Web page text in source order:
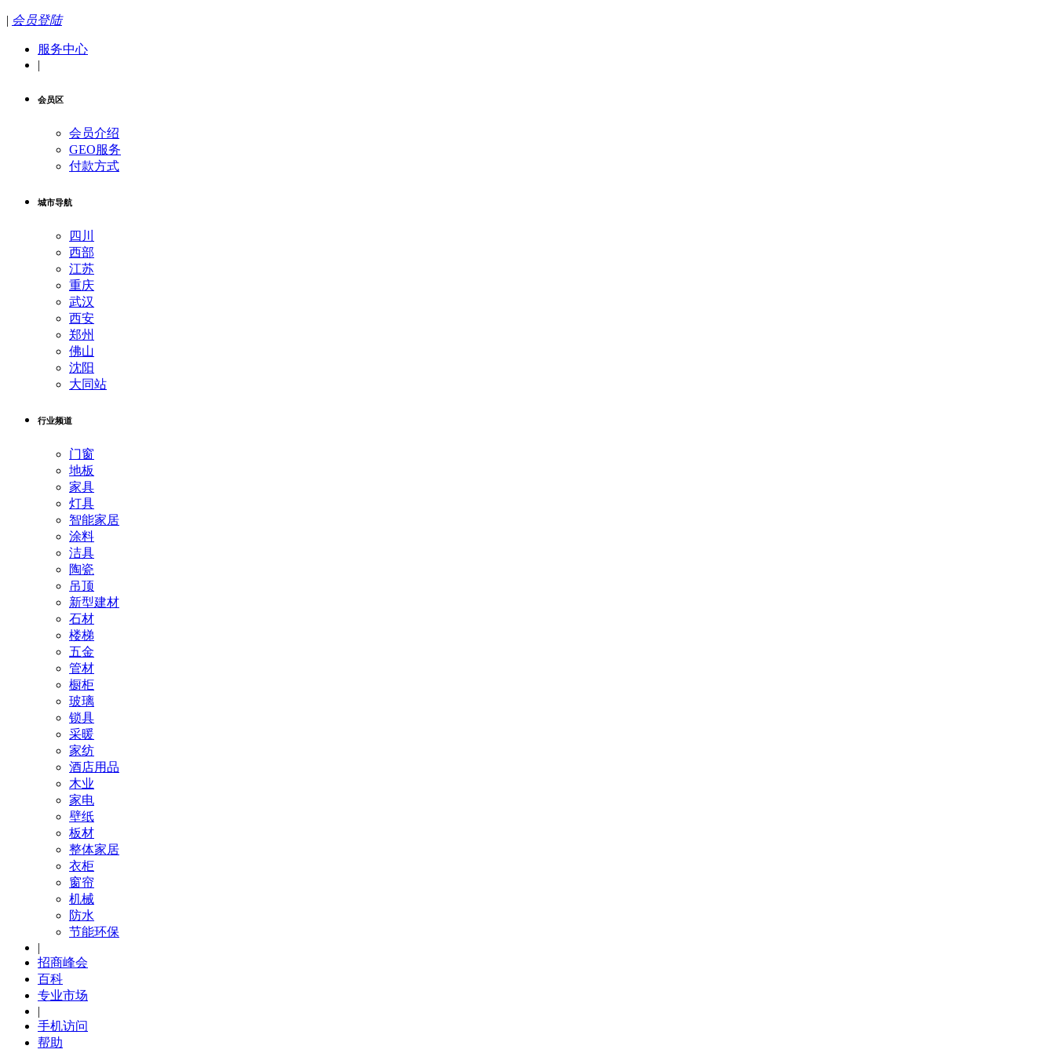
| 会员登陆
服务中心
|
会员区
会员介绍
GEO服务
付款方式
城市导航
四川
西部
江苏
重庆
武汉
西安
郑州
佛山
沈阳
大同站
行业频道
门窗
地板
家具
灯具
智能家居
涂料
洁具
陶瓷
吊顶
新型建材
石材
楼梯
五金
管材
橱柜
玻璃
锁具
采暖
家纺
酒店用品
木业
家电
壁纸
板材
整体家居
衣柜
窗帘
机械
防水
节能环保
|
招商峰会
百科
专业市场
|
手机访问
帮助